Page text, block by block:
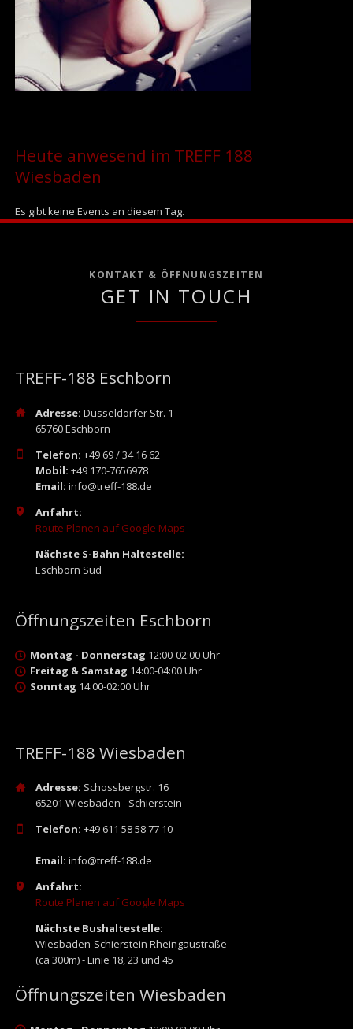
Heute anwesend im TREFF 188
Wiesbaden
Es gibt keine Events an diesem Tag.
KONTAKT & ÖFFNUNGSZEITEN
GET IN TOUCH
TREFF-188 Eschborn
Adresse: Düsseldorfer Str. 1
65760 Eschborn
Telefon: +49 69 / 34 16 62
Mobil: +49 170-7656978
Email: info@treff-188.de
Anfahrt:
Route Planen auf Google Maps
Nächste S-Bahn Haltestelle:
Eschborn Süd
Öffnungszeiten Eschborn
Montag - Donnerstag 12:00-02:00 Uhr
Freitag & Samstag 14:00-04:00 Uhr
Sonntag 14:00-02:00 Uhr
TREFF-188 Wiesbaden
Adresse: Schossbergstr. 16
65201 Wiesbaden - Schierstein
Telefon: +49 611 58 58 77 10
Email: info@treff-188.de
Anfahrt:
Route Planen auf Google Maps
Nächste Bushaltestelle:
Wiesbaden-Schierstein Rheingaustraße
(ca 300m) - Linie 18, 23 und 45
Öffnungszeiten Wiesbaden